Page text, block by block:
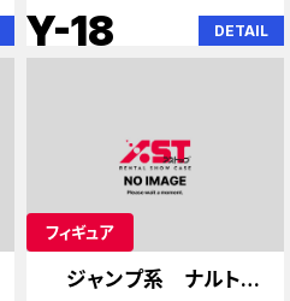
Y-18 DETAIL
フィギュア
ジャンプ系 ナルト